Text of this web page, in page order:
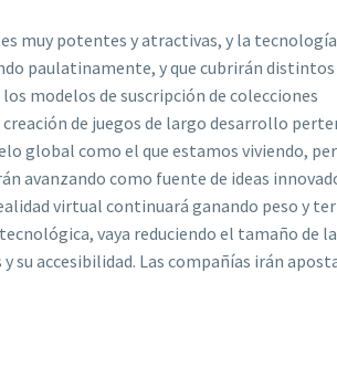
muy potentes y atractivas, y la
paulatinamente, y que cubrirán distintos
modelos de suscripción de colecciones
de juegos de largo desarrollo
global como el que estamos viviendo,
avanzando como fuente de ideas
virtual continuará ganando peso y
vaya reduciendo el tamaño de
accesibilidad. Las compañías irán